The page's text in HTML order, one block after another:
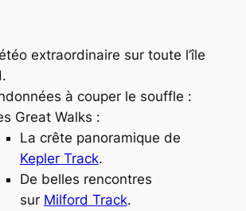
extraordinaire sur toute l’île
à couper le souffle :
Great Walks :
La crête panoramique de
Kepler Track.
De belles rencontres
sur Milford Track.